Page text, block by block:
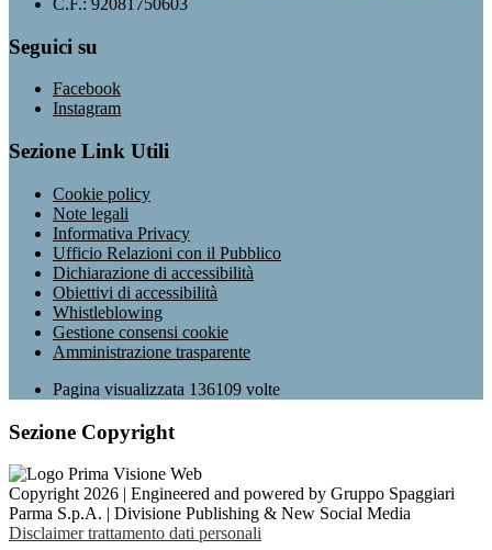
C.F.: 92081750603
Seguici su
Facebook
Instagram
Sezione Link Utili
Cookie policy
Note legali
Informativa Privacy
Ufficio Relazioni con il Pubblico
Dichiarazione di accessibilità
Obiettivi di accessibilità
Whistleblowing
Gestione consensi cookie
Amministrazione trasparente
Pagina visualizzata 136109 volte
Sezione Copyright
Copyright 2026 | Engineered and powered by Gruppo Spaggiari
Parma S.p.A. | Divisione Publishing & New Social Media
Disclaimer trattamento dati personali